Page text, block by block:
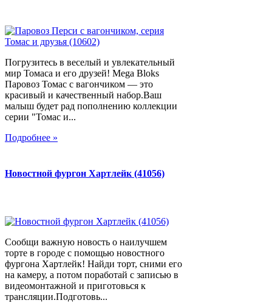
Погрузитесь в веселый и увлекательный
мир Томаса и его друзей! Mega Bloks
Паровоз Томас с вагончиком — это
красивый и качественный набор.Ваш
малыш будет рад пополнению коллекции
серии "Томас и...
Подробнее »
Новостной фургон Хартлейк (41056)
Сообщи важную новость о наилучшем
торте в городе с помощью новостного
фургона Хартлейк! Найди торт, сними его
на камеру, а потом поработай с записью в
видеомонтажной и приготовься к
трансляции.Подготовь...